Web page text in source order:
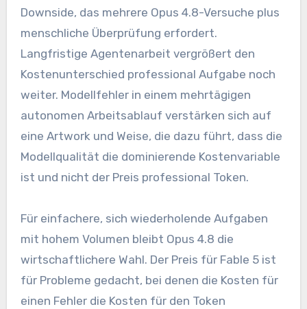
Downside, das mehrere Opus 4.8-Versuche plus
menschliche Überprüfung erfordert.
Langfristige Agentenarbeit vergrößert den
Kostenunterschied professional Aufgabe noch
weiter. Modellfehler in einem mehrtägigen
autonomen Arbeitsablauf verstärken sich auf
eine Artwork und Weise, die dazu führt, dass die
Modellqualität die dominierende Kostenvariable
ist und nicht der Preis professional Token.
Für einfachere, sich wiederholende Aufgaben
mit hohem Volumen bleibt Opus 4.8 die
wirtschaftlichere Wahl. Der Preis für Fable 5 ist
für Probleme gedacht, bei denen die Kosten für
einen Fehler die Kosten für den Token